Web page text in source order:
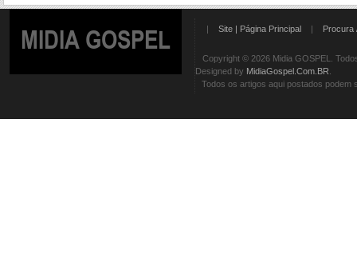
MIDIA GOSPEL | Site | Página Principal | Procura
Copyright © 2026 Midia GOSPEL.
Designed by MidiaGospel.Com.BR
Todos os artigos aqui postados podem